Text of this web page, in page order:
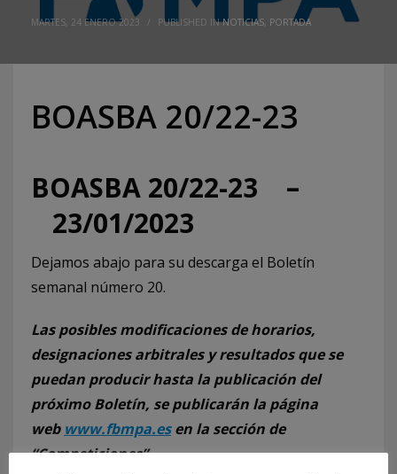
MARTES, 24 ENERO 2023 / PUBLISHED INNOTICIAS PORTADA
BOASBA 20/22-23
BOASBA 20/22-23 –
23/01/2023
Dejamos abajo para su descarga el Boletín
semanal número 20.
Las posibles modificaciones de horarios,
designaciones arbitrales y resultados que se
puedan producir hasta la publicación del
próximo Boletín, se publicarán la página
web www.fbmpa.esen la sección de
“Competiciones”.